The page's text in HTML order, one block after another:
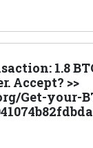
1.8
Accept? >>
Get-your-